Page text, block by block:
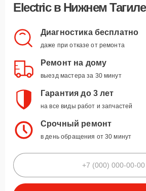
Electricв Нижнем Тагиле
Диагностика бесплатно
даже при отказе от ремонта
Ремонт на дому
выезд мастера за 30 минут
Гарантия до 3 лет
на все виды работ и запчастей
Срочный ремонт
в день обращения от 30 минут